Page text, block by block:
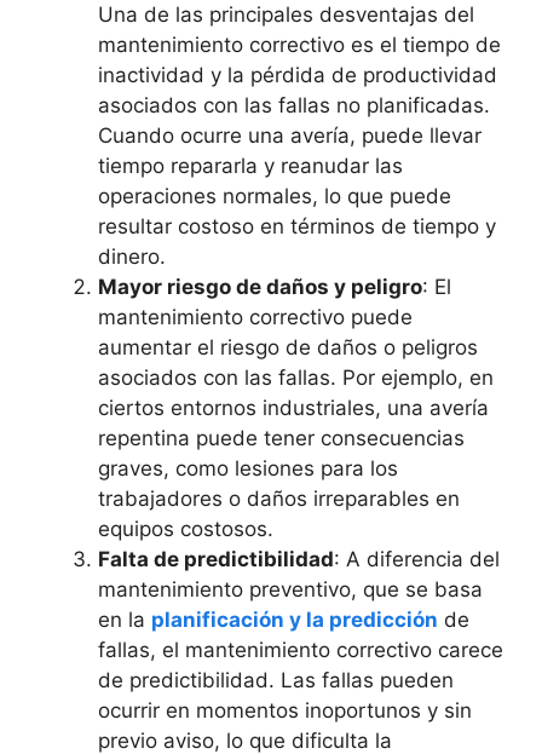
Una de las principales desventajas del
mantenimiento correctivo es el tiempo de
inactividad y la pérdida de productividad
asociados con las fallas no planificadas.
Cuando ocurre una avería, puede llevar
tiempo repararla y reanudar las
operaciones normales, lo que puede
resultar costoso en términos de tiempo y
dinero.
Mayor riesgo de daños y peligro: El
mantenimiento correctivo puede
aumentar el riesgo de daños o peligros
asociados con las fallas. Por ejemplo, en
ciertos entornos industriales, una avería
repentina puede tener consecuencias
graves, como lesiones para los
trabajadores o daños irreparables en
equipos costosos.
Falta de predictibilidad: A diferencia del
mantenimiento preventivo, que se basa
en la planificación y la predicción de
fallas, el mantenimiento correctivo carece
de predictibilidad. Las fallas pueden
ocurrir en momentos inoportunos y sin
previo aviso, lo que dificulta la